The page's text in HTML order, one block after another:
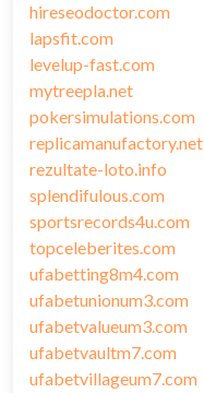
hireseodoctor.com
lapsfit.com
levelup-fast.com
mytreepla.net
pokersimulations.com
replicamanufactory.net
rezultate-loto.info
splendifulous.com
sportsrecords4u.com
topceleberites.com
ufabetting8m4.com
ufabetunionum3.com
ufabetvalueum3.com
ufabetvaultm7.com
ufabetvillageum7.com